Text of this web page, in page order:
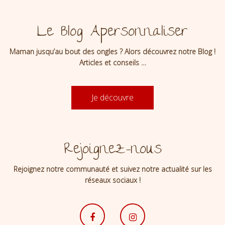
Le Blog Apersonnaliser
Maman jusqu’au bout des ongles ? Alors découvrez notre Blog !
Articles et conseils …
Je découvre
Rejoignez-nous
Rejoignez notre communauté et suivez notre actualité sur les
réseaux sociaux !